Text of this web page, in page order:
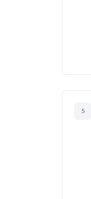
5